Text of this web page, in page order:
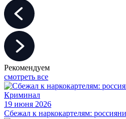
Рекомендуем
смотреть все
Криминал
19 июня 2026
Сбежал к наркокартелям: